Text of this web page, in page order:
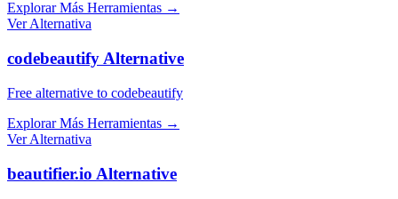
Explorar Más Herramientas →
Ver Alternativa
codebeautify Alternative
Free alternative to codebeautify
Explorar Más Herramientas →
Ver Alternativa
beautifier.io Alternative